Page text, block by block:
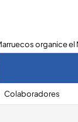
organice
Colaboradores